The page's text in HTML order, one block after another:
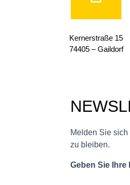
Kernerstraße 15
74405 – Gaildorf
Melden Sie
zu bleiben.
Geben Sie